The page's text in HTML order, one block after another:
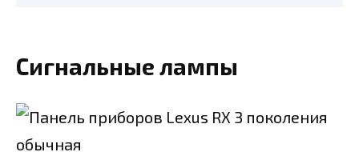
Сигнальные лампы